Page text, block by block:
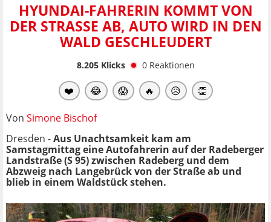
HYUNDAI-FAHRERIN KOMMT VON
DER STRASSE AB, AUTO WIRD IN DEN W
ALD GESCHLEUDERT
8.205Klicks 0 Reaktionen
❤️ 😂 😱 🔥 😥 👏
Von Simone Bischof
Dresden -Aus Unachtsamkeit kam am
Samstagmittag eine Autofahrerin auf der Radeberger
Landstraße (S 95) zwischen Radeberg und dem
Abzweig nach Langebrück von der Straße ab und
blieb in einem Waldstück stehen.